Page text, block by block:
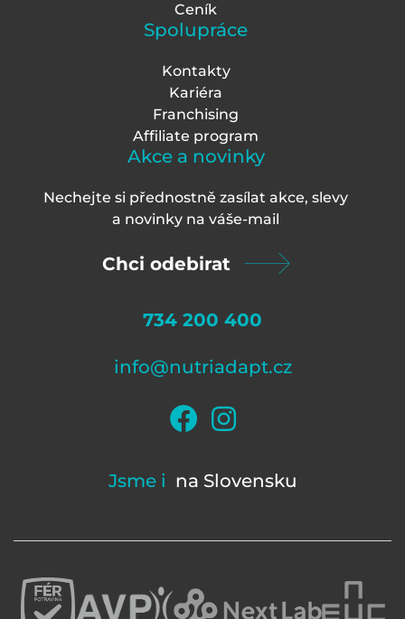
Ceník
Spolupráce
Kontakty
Kariéra
Franchising
Affiliate program
Akce a novinky
Nechejte si přednostně zasílat akce, slevy
a novinky na váše-mail
Chci odebirat
734 200 400
info@nutriadapt.cz
Jsme i na Slovensku